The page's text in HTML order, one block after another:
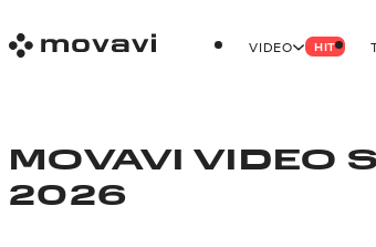
VIDEO HIT
MOVAVI VIDEO
2026